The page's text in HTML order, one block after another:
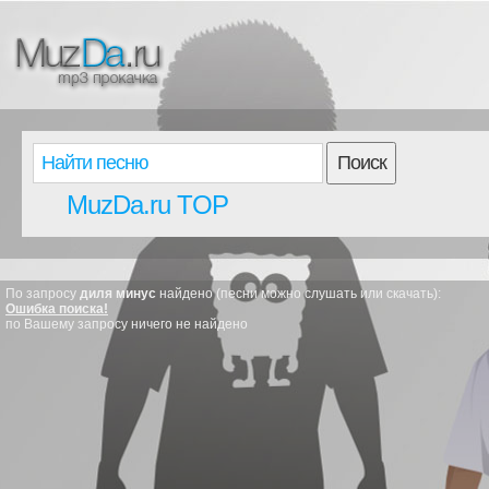
Поиск
MuzDa.ru TOP
По запросу диля минус найдено (песни можно слушать или скачать):
Ошибка поиска!
по Вашему запросу ничего не найдено